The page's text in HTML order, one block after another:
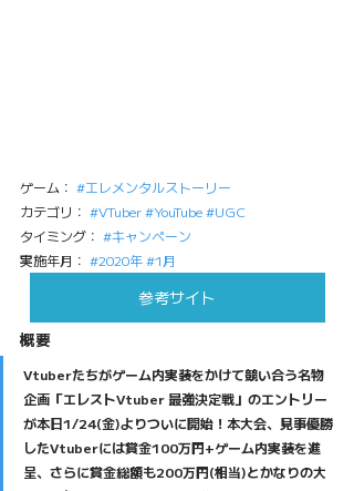
ゲーム： #エレメンタルストーリー
カテゴリ： #VTuber#YouTube#UGC
タイミング： #キャンペーン
実施年月： #2020年#1月
参考サイト
概要
Vtuberたちがゲーム内実装をかけて競い合う名物
企画「エレストVtuber 最強決定戦」のエントリー
が本日1/24(金)よりついに開始！本大会、見事優勝
したVtuberには賞金100万円+ゲーム内実装を進
呈、さらに賞金総額も200万円(相当)とかなりの大